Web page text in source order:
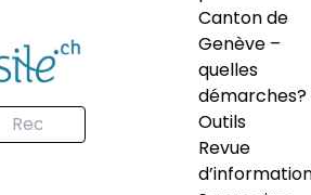
Canton de
Genève –
quelles
démarches?
Outils
Revue